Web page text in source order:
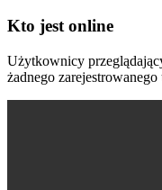
Kto jest online
Użytkownicy
żadnego